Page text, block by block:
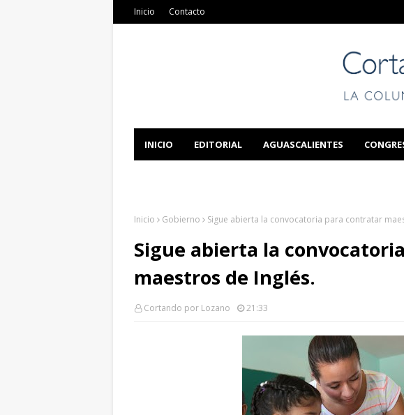
Inicio Contacto
INICIO EDITORIAL AGUASCALIENTES
Inicio Gobierno Sigue abierta la convocatoria para contratar
Sigue abierta la
maestros de Inglés.
Cortando por Lozano 21:33